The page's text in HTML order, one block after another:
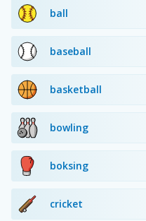
ball
baseball
basketball
bowling
boksing
cricket